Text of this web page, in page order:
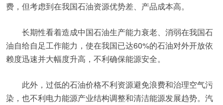
费，但考虑到在我国石油资源优势差、产品成本高。
长期性看着造成中国石油生产能力衰老、消弱在我国石
油自给自足工作能力，使在我国已达60%的石油对外开放依
赖度迅速并大幅度升高，不利确保能源安全。
此外，过低的石油价格不利资源避免浪费和治理空气污
染，也不利电力能源产业结构调整和清洁能源发展趋势。汽